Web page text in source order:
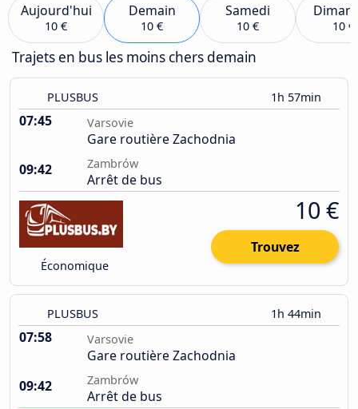
Aujourd'hui
10 €
Demain
10 €
Samedi
10 € 10 €
Trajets en bus les moins chers demain
PLUSBUS 1h 57min
07:45 Varsovie
Gare routière Zachodnia
09:42
Zambrów
Arrêt de bus
Économique
10 €
Trouvez
PLUSBUS 1h 44min
07:58 Varsovie
Gare routière Zachodnia
09:42
Zambrów
Arrêt de bus